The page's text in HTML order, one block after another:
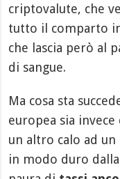
criptovalute, che
tutto il comparto
che lascia però al
di sangue.
Ma cosa sta
europea sia invece
un altro calo ad
in modo duro